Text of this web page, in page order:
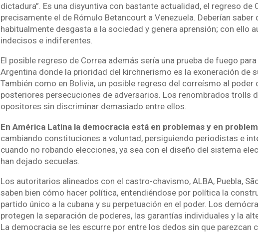
dictadura”. Es una disyuntiva con bastante actualidad, el regreso de
precisamente el de Rómulo Betancourt a Venezuela. Deberían
habitualmente desgasta a la sociedad y genera aprensión; con ello
indecisos e indiferentes.
El posible regreso de Correa además sería una prueba de fuego
Argentina donde la prioridad del kirchnerismo es la exoneración de
También como en Bolivia, un posible regreso del correísmo al poder
posteriores persecuciones de adversarios. Los renombrados trolls
opositores sin discriminar demasiado entre ellos.
En América Latina la democracia está en problemas y en
cambiando constituciones a voluntad, persiguiendo periodistas e
cuando no robando elecciones, ya sea con el diseño del sistema
han dejado secuelas.
Los autoritarios alineados con el castro-chavismo, ALBA, Puebla,
saben bien cómo hacer política, entendiéndose por política la
partido único a la cubana y su perpetuación en el poder. Los
protegen la separación de poderes, las garantías individuales y la
La democracia se les escurre por entre los dedos sin que parezcan